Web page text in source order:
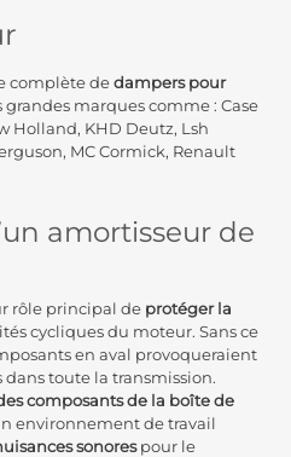
complète dedampers pour
grandes marques comme : Case
Holland, KHD Deutz, Lsh
MC Cormick, Renault
amortisseur de
rôle principal de protéger la
cycliques du moteur. Sans ce
en aval provoqueraient
toute la transmission.
composants de la boîte de
environnement de travail
sonorespour le